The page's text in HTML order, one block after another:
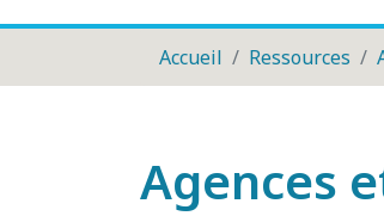
Accueil Ressources
Agences